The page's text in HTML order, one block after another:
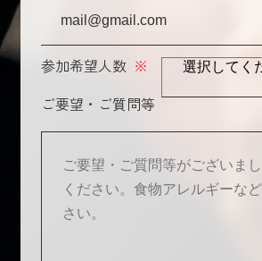
参加希望人数 ※
ご要望・ご質問等